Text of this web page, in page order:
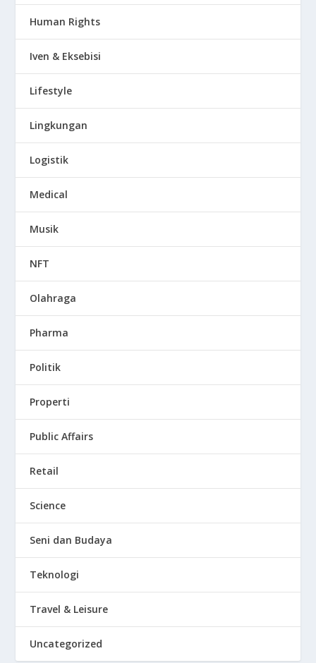
Human Rights
Iven & Eksebisi
Lifestyle
Lingkungan
Logistik
Medical
Musik
NFT
Olahraga
Pharma
Politik
Properti
Public Affairs
Retail
Science
Seni dan Budaya
Teknologi
Travel & Leisure
Uncategorized